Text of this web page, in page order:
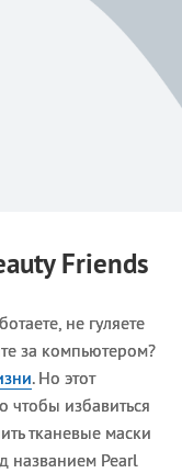
Friends
не гуляете
за компьютером?
. Но этот
чтобы избавиться
тканевые маски
названием Pearl